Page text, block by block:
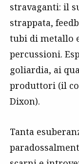
stravaganti: il
strappata,
tubi di metallo
percussioni.
goliardia, ai
produttori (il
Dixon).
Tanta